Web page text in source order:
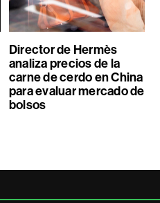
Director de Hermès
analiza precios de la
carne de cerdo en China
para evaluar mercado de
bolsos